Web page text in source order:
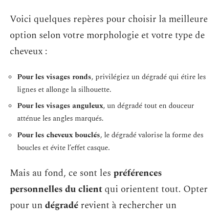
Voici quelques repères pour choisir la meilleure
option selon votre morphologie et votre type de
cheveux :
Pour les visages ronds, privilégiez un dégradé qui étire les
lignes et allonge la silhouette.
Pour les visages anguleux, un dégradé tout en douceur
atténue les angles marqués.
Pour les cheveux bouclés, le dégradé valorise la forme des
boucles et évite l’effet casque.
Mais au fond, ce sont les préférences
personnelles du client qui orientent tout. Opter
pour undégradé revient à rechercher un